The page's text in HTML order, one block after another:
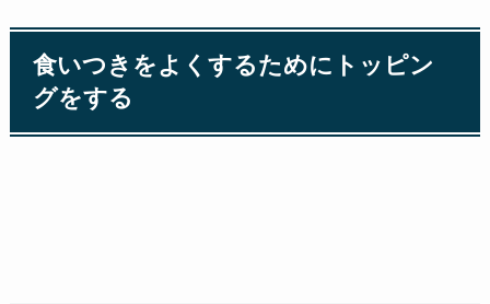
食いつきをよくするためにトッピン
グをする